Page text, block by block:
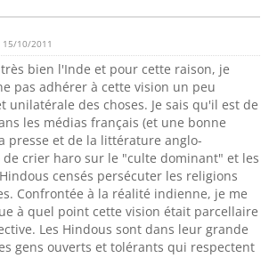
15/10/2011
très bien l'Inde et pour cette raison, je
pas adhérer à cette vision un peu
unilatérale des choses. Je sais qu'il est de
les médias français (et une bonne
presse et de la littérature anglo-
de crier haro sur le "culte dominant" et les
censés persécuter les religions
Confrontée à la réalité indienne, je me
à quel point cette vision était parcellaire
Les Hindous sont dans leur grande
gens ouverts et tolérants qui respectent